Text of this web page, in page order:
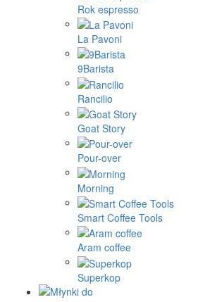
Rok espresso
La Pavoni
9Barista
Rancilio
Goat Story
Pour-over
Morning
Smart Coffee Tools
Aram coffee
Superkop